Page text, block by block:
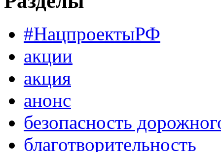
#НацпроектыРФ
акции
акция
анонс
безопасность
благотворительность